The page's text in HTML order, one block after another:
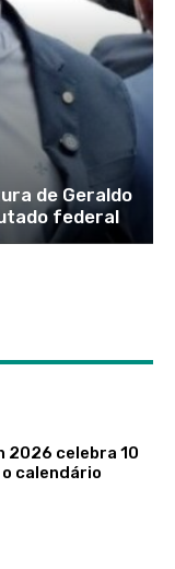
de Geraldo
federal
2026 celebra 10
calendário